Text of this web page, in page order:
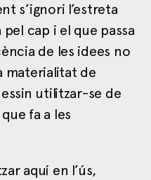
s’ignori l’estreta
cap i el que passa
de les idees no
materialitat de
utilitzar-se de
fa a les
aquí en l’ús,